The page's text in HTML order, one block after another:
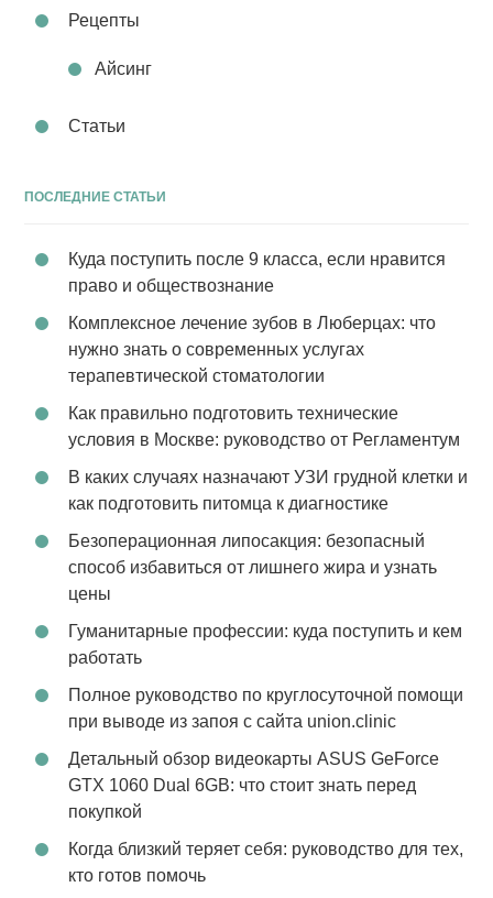
Рецепты
Айсинг
Статьи
ПОСЛЕДНИЕ СТАТЬИ
Куда поступить после 9 класса, если нравится
право и обществознание
Комплексное лечение зубов в Люберцах: что
нужно знать о современных услугах
терапевтической стоматологии
Как правильно подготовить технические
условия в Москве: руководство от Регламентум
В каких случаях назначают УЗИ грудной клетки и
как подготовить питомца к диагностике
Безоперационная липосакция: безопасный
способ избавиться от лишнего жира и узнать
цены
Гуманитарные профессии: куда поступить и кем
работать
Полное руководство по круглосуточной помощи
при выводе из запоя с сайта union.clinic
Детальный обзор видеокарты ASUS GeForce
GTX 1060 Dual 6GB: что стоит знать перед
покупкой
Когда близкий теряет себя: руководство для тех,
кто готов помочь